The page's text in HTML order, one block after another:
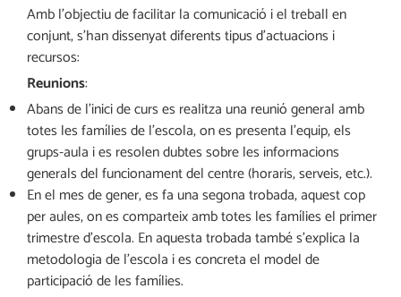
Amb l’objectiu de facilitar la comunicació i el treball en
conjunt, s’han dissenyat diferents tipus d’actuacions i
recursos:
Reunions:
Abans de l’inici de curs es realitza una reunió general amb
totes les famílies de l’escola, on es presenta l’equip, els
grups-aula i es resolen dubtes sobre les informacions
generals del funcionament del centre (horaris, serveis, etc.).
En el mes de gener, es fa una segona trobada, aquest cop
per aules, on es comparteix amb totes les famílies el primer
trimestre d’escola. En aquesta trobada també s’explica la
metodologia de l’escola i es concreta el model de
participació de les famílies.